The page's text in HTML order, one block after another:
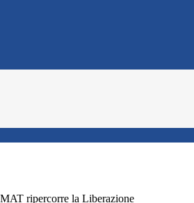
ripercorre la Liberazione